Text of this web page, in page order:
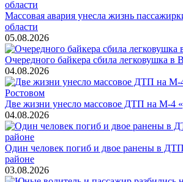
Массовая авария унесла жизнь
области
05.08.2026
Очередного байкера сбила легковушка в
04.08.2026
Две жизни унесло массовое ДТП на М-4
04.08.2026
Один человек погиб и двое ранены в
районе
03.08.2026